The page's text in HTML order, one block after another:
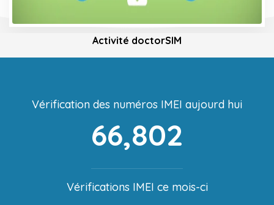
Activité doctorSIM
Vérification des numéros IMEI aujourd hui
66,802
Vérifications IMEI ce mois-ci